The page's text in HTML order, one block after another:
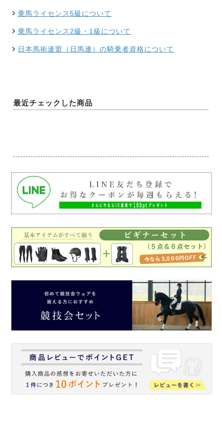
乗馬ライセンス5級について
乗馬ライセンス2級・1級について
日本馬術連盟（日馬連）の騎乗者資格について
最近チェックした商品